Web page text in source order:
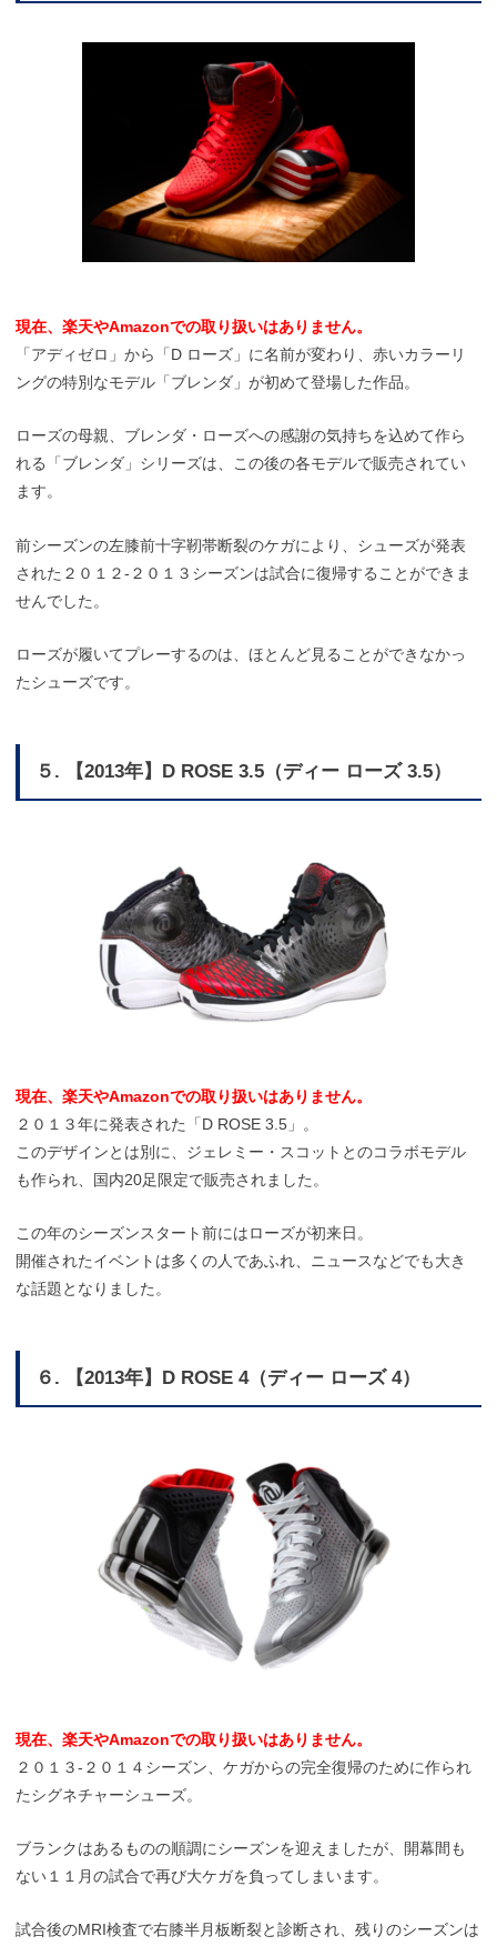
現在、楽天やAmazonでの取り扱いはありません。
「アディゼロ」から「D ローズ」に名前が変わり、赤いカラーリ
ングの特別なモデル「ブレンダ」が初めて登場した作品。
ローズの母親、ブレンダ・ローズへの感謝の気持ちを込めて作ら
れる「ブレンダ」シリーズは、この後の各モデルで販売されてい
ます。
前シーズンの左膝前十字靭帯断裂のケガにより、シューズが発表
された２０１２-２０１３シーズンは試合に復帰することができま
せんでした。
ローズが履いてプレーするのは、ほとんど見ることができなかっ
たシューズです。
５. 【2013年】D ROSE 3.5（ディー ローズ 3.5）
現在、楽天やAmazonでの取り扱いはありません。
２０１３年に発表された「D ROSE 3.5」。
このデザインとは別に、ジェレミー・スコットとのコラボモデル
も作られ、国内20足限定で販売されました。
この年のシーズンスタート前にはローズが初来日。
開催されたイベントは多くの人であふれ、ニュースなどでも大き
な話題となりました。
６. 【2013年】D ROSE 4（ディー ローズ 4）
現在、楽天やAmazonでの取り扱いはありません。
２０１３-２０１４シーズン、ケガからの完全復帰のために作られ
たシグネチャーシューズ。
ブランクはあるものの順調にシーズンを迎えましたが、開幕間も
ない１１月の試合で再び大ケガを負ってしまいます。
試合後のMRI検査で右膝半月板断裂と診断され、残りのシーズンは